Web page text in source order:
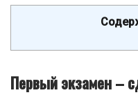
Первый экзамен –